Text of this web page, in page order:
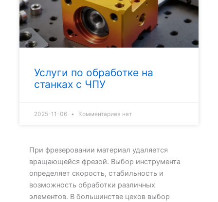
Услуги по обработке на
станках с ЧПУ
2025-11-06 Комментариев нет
При фрезеровании материал удаляется
вращающейся фрезой. Выбор инструмента
определяет скорость, стабильность и
возможность обработки различных
элементов. В большинстве цехов выбор